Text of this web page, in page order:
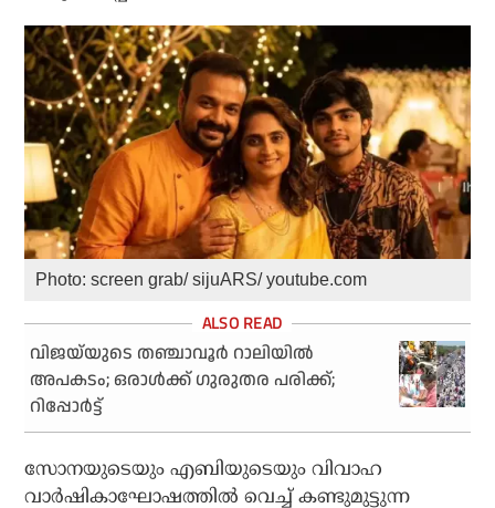
Photo: screen grab/ sijuARS/ youtube.com
വിജയ്‌യുടെ തഞ്ചാവൂര്‍ റാലിയില്‍
അപകടം; ഒരാള്‍ക്ക് ഗുരുതര പരിക്ക്;
റിപ്പോര്‍ട്ട്
സോനയുടെയും എബിയുടെയും വിവാഹ
വാര്‍ഷികാഘോഷത്തില്‍ വെച്ച് കണ്ടുമുട്ടുന്ന